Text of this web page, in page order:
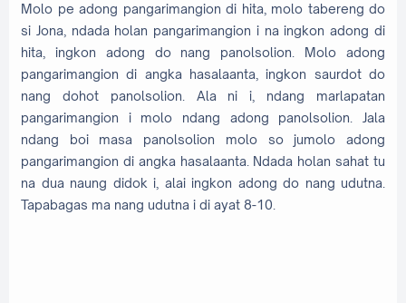
Molo pe adong pangarimangion di hita, molo tabereng do
si Jona, ndada holan pangarimangion i na ingkon adong di
hita, ingkon adong do nang panolsolion. Molo adong
pangarimangion di angka hasalaanta, ingkon saurdot do
nang dohot panolsolion. Ala ni i, ndang marlapatan
pangarimangion i molo ndang adong panolsolion. Jala
ndang boi masa panolsolion molo so jumolo adong
pangarimangion di angka hasalaanta. Ndada holan sahat tu
na dua naung didok i, alai ingkon adong do nang udutna.
Tapabagas ma nang udutna i di ayat 8-10.